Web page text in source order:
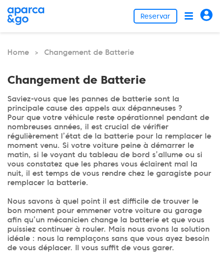
Reservar
Home > Changement de Batterie
Changement de Batterie
Saviez-vous que les pannes de batterie sont la
principale cause des appels aux dépanneuses ?
Pour que votre véhicule reste opérationnel pendant de
nombreuses années, il est crucial de vérifier
régulièrement l’état de la batterie pour la remplacer le
moment venu. Si votre voiture peine à démarrer le
matin, si le voyant du tableau de bord s’allume ou si
vous constatez que les phares vous éclairent mal la
nuit, il est temps de vous rendre chez le garagiste pour
remplacer la batterie.
Nous savons à quel point il est difficile de trouver le
bon moment pour emmener votre voiture au garage
afin qu’un mécanicien change la batterie et que vous
puissiez continuer à rouler. Mais nous avons la solution
idéale : nous la remplaçons sans que vous ayez besoin
de vous déplacer. Il vous suffit de vous garer.